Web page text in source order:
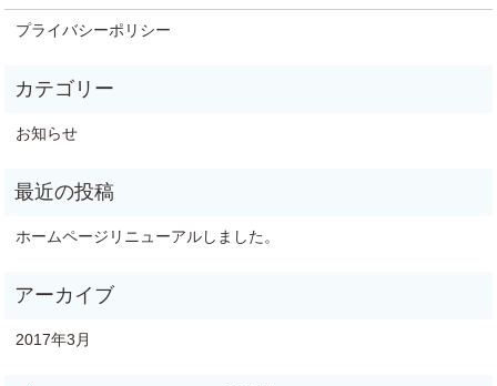
プライバシーポリシー
お知らせ
ホームページリニューアルしました。
2017年3月